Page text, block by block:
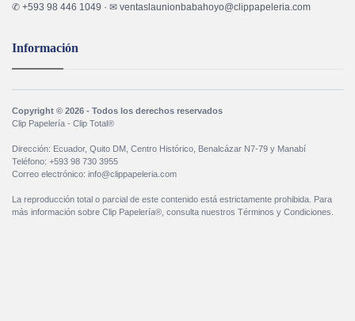
✆ +593 98 446 1049 · ✉ ventaslaunionbabahoyo@clippapeleria.com
Información
Copyright © 2026 - Todos los derechos reservados
Clip Papelería - Clip Total®
Dirección: Ecuador, Quito DM, Centro Histórico, Benalcázar N7-79 y Manabí
Teléfono: +593 98 730 3955
Correo electrónico: info@clippapeleria.com
La reproducción total o parcial de este contenido está estrictamente prohibida. Para
más información sobre Clip Papelería®, consulta nuestros Términos y Condiciones.